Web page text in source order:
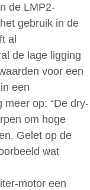
de LMP2-
gebruik in de
al
de lage ligging
voor een
een
meer op: “De dry-
om hoge
Gelet op de
wat
motor een